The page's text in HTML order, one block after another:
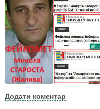
Додати коментар